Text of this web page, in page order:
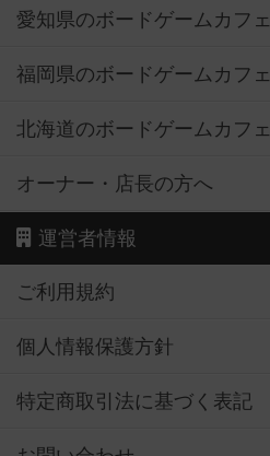
愛知県のボードゲームカフェ
福岡県のボードゲームカフェ
北海道のボードゲームカフェ
オーナー・店長の方へ
運営者情報
ご利用規約
個人情報保護方針
特定商取引法に基づく表記